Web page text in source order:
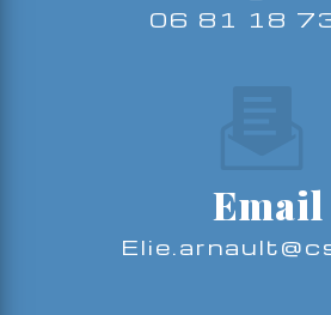
06 81 18
Email